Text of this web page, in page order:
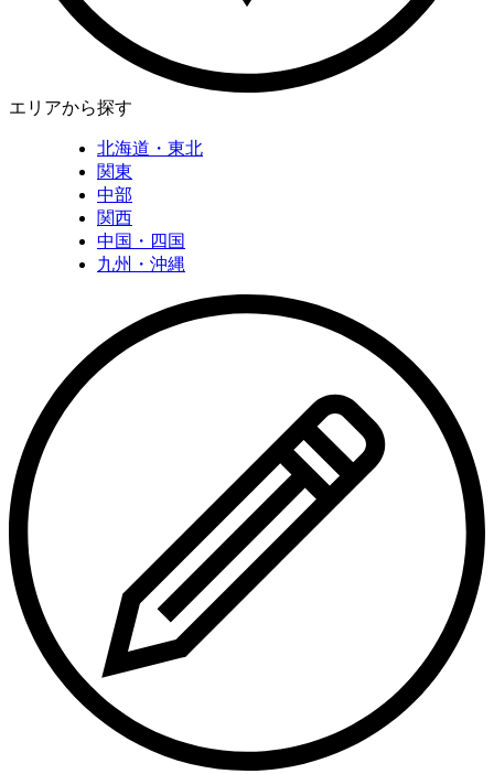
エリアから探す
北海道・東北
関東
中部
関西
中国・四国
九州・沖縄